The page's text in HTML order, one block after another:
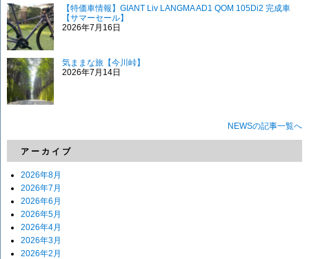
【特価車情報】GIANT Liv LANGMA AD1 QOM 105Di2 完成車
【サマーセール】
2026年7月16日
気ままな旅【今川峠】
2026年7月14日
NEWSの記事一覧へ
アーカイブ
2026年8月
2026年7月
2026年6月
2026年5月
2026年4月
2026年3月
2026年2月